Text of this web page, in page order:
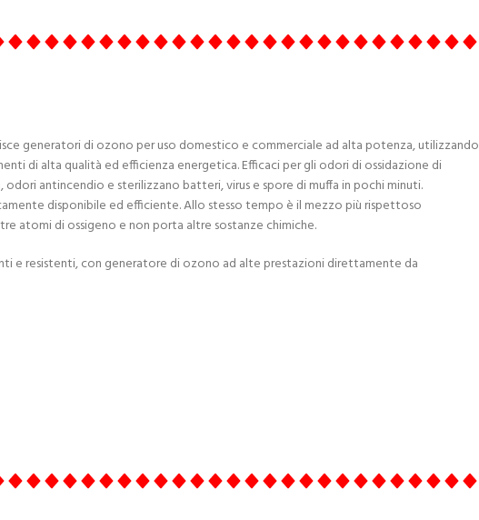
Loading PDF 100% ...
generatori di ozono per uso domestico e commerciale ad alta potenza, utilizzando
di alta qualità ed efficienza energetica. Efficaci per gli odori di ossidazione di
odori antincendio e sterilizzano batteri, virus e spore di muffa in pochi minuti.
disponibile ed efficiente. Allo stesso tempo è il mezzo più rispettoso
atomi di ossigeno e non porta altre sostanze chimiche.
e resistenti, con generatore di ozono ad alte prestazioni direttamente da